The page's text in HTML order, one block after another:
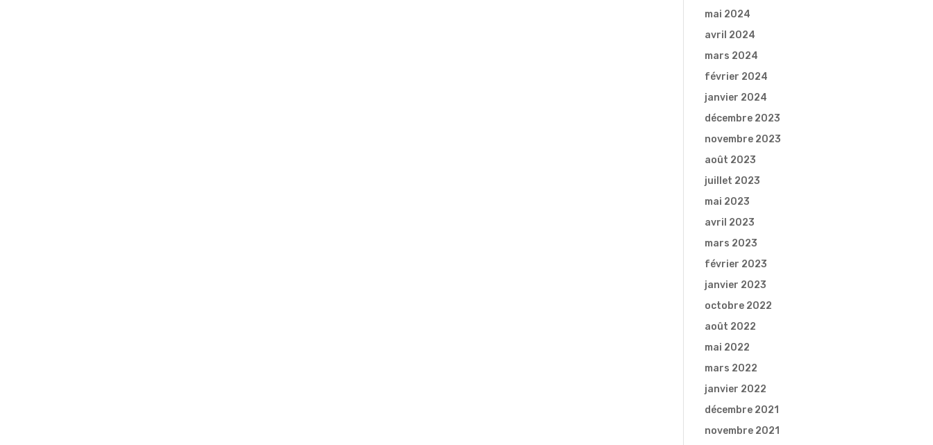
mai 2024
avril 2024
mars 2024
février 2024
janvier 2024
décembre 2023
novembre 2023
août 2023
juillet 2023
mai 2023
avril 2023
mars 2023
février 2023
janvier 2023
octobre 2022
août 2022
mai 2022
mars 2022
janvier 2022
décembre 2021
novembre 2021